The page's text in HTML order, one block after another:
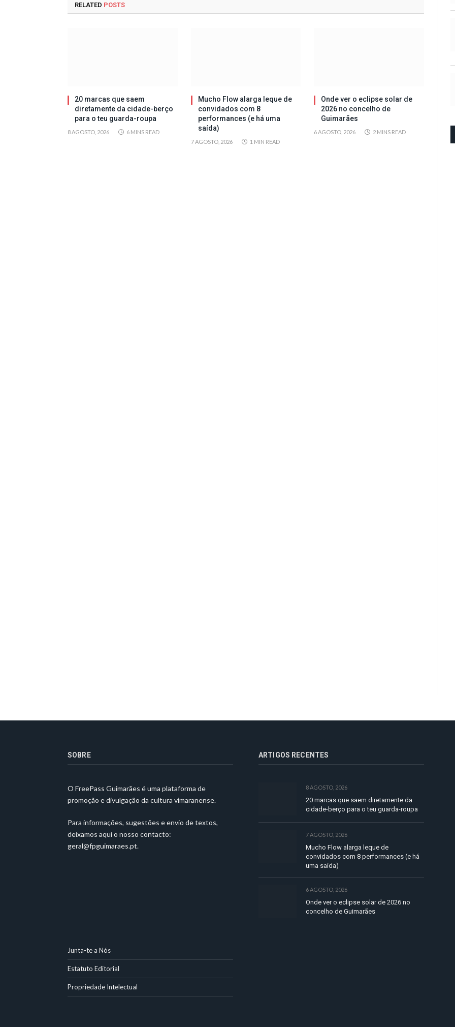
RELATED POSTS
20 marcas que saem
diretamente da cidade-berço
para o teu guarda-roupa
8 AGOSTO, 2026 6 MINS READ
Mucho Flow alarga leque de
convidados com 8
performances (e há uma
saída)
7 AGOSTO, 2026 1 MIN READ
Onde ver o eclipse solar de
2026 no concelho de
Guimarães
6 AGOSTO, 2026 2 MINS READ
SOBRE
O FreePass Guimarães é uma plataforma de
promoção e divulgação da cultura vimaranense.
Para informações, sugestões e envio de textos,
deixamos aqui o nosso contacto:
geral@fpguimaraes.pt.
ARTIGOS RECENTES
8 AGOSTO, 2026
20 marcas que saem diretamente da
cidade-berço para o teu guarda-roupa
7 AGOSTO, 2026
Mucho Flow alarga leque de
convidados com 8 performances (e há
uma saída)
6 AGOSTO, 2026
Onde ver o eclipse solar de 2026 no
concelho de Guimarães
Junta-te a Nós
Estatuto Editorial
Propriedade Intelectual